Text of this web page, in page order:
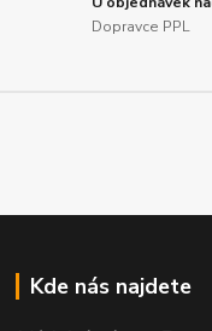
Dopravce PPL
Kde nás najdete